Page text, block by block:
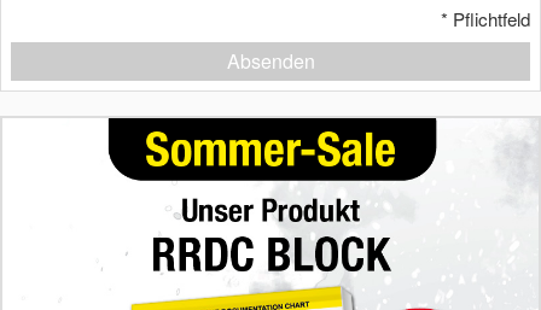
* Pflichtfeld
Absenden